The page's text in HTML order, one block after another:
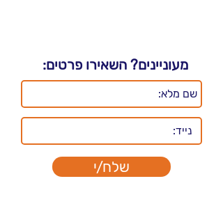
מעוניינים? השאירו פרטים:
שלח/י